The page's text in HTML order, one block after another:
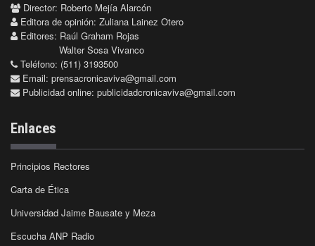
Director: Roberto Mejía Alarcón
Editora de opinión: Zuliana Lainez Otero
Editores: Raúl Graham Rojas
Walter Sosa Vivanco
Teléfono: (511) 3193500
Email: prensacronicaviva@gmail.com
Publicidad online: publicidadcronicaviva@gmail.com
Enlaces
Principios Rectores
Carta de Ética
Universidad Jaime Bausate y Meza
Escucha ANP Radio